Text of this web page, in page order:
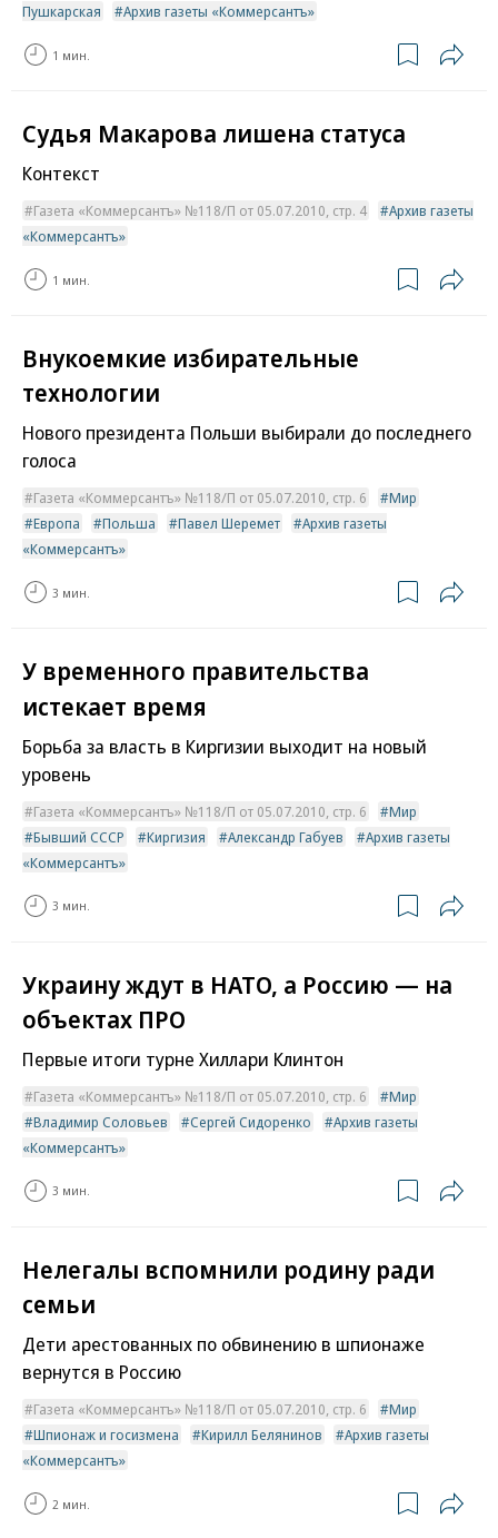
Пушкарская
Архив газеты «Коммерсантъ»
1 мин.
Судья Макарова лишена статуса
Контекст
Газета «Коммерсантъ» №118/П от 05.07.2010, стр. 4
Архив газеты
«Коммерсантъ»
1 мин.
Внукоемкие избирательные
технологии
Нового президента Польши выбирали до последнего
голоса
Газета «Коммерсантъ» №118/П от 05.07.2010, стр. 6
Мир
Европа
Польша Павел Шеремет
Архив газеты
«Коммерсантъ»
3 мин.
У временного правительства
истекает время
Борьба за власть в Киргизии выходит на новый
уровень
Газета «Коммерсантъ» №118/П от 05.07.2010, стр. 6
Мир
Бывший СССР
Киргизия Александр Габуев
Архив газеты
«Коммерсантъ»
3 мин.
Украину ждут в НАТО, а Россию — на
объектах ПРО
Первые итоги турне Хиллари Клинтон
Газета «Коммерсантъ» №118/П от 05.07.2010, стр. 6
Мир
Владимир Соловьев
Сергей Сидоренко
Архив газеты
«Коммерсантъ»
3 мин.
Нелегалы вспомнили родину ради
семьи
Дети арестованных по обвинению в шпионаже
вернутся в Россию
Газета «Коммерсантъ» №118/П от 05.07.2010, стр. 6
Мир
Шпионаж и госизмена
Кирилл Белянинов
Архив газеты
«Коммерсантъ»
2 мин.